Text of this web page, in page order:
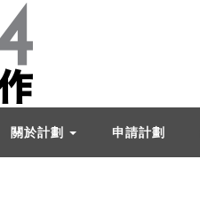
關於計劃 申請計劃